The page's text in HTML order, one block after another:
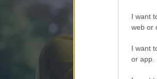
I want
web or
I want
or app.